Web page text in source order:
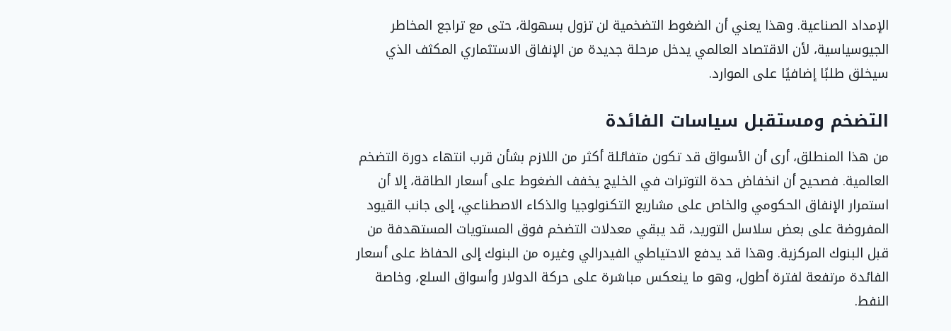
الإمداد الصناعية. وهذا يعني أن الضغوط التضخمية لن تزول بسهولة، حتى مع تراجع المخاطر
الجيوسياسية، لأن الاقتصاد العالمي يدخل مرحلة جديدة من الإنفاق الاستثماري المكثف الذي
سيخلق طلبًا إضافيًا على الموارد.
التضخم ومستقبل سياسات الفائدة
من هذا المنطلق، أرى أن الأسواق قد تكون متفائلة أكثر من اللازم بشأن قرب انتهاء دورة التضخم
العالمية. فصحيح أن انخفاض حدة التوترات في الخليج يخفف الضغوط على أسعار الطاقة، إلا أن
استمرار الإنفاق الحكومي والخاص على مشاريع التكنولوجيا والذكاء الاصطناعي، إلى جانب القيود
المفروضة على بعض سلاسل التوريد، قد يبقي معدلات التضخم فوق المستويات المستهدفة من
قبل البنوك المركزية. وهذا قد يدفع الاحتياطي الفيدرالي وغيره من البنوك إلى الحفاظ على أسعار
الفائدة مرتفعة لفترة أطول، وهو ما ينعكس مباشرة على حركة الدولار وأسواق السلع، وخاصة
النفط.